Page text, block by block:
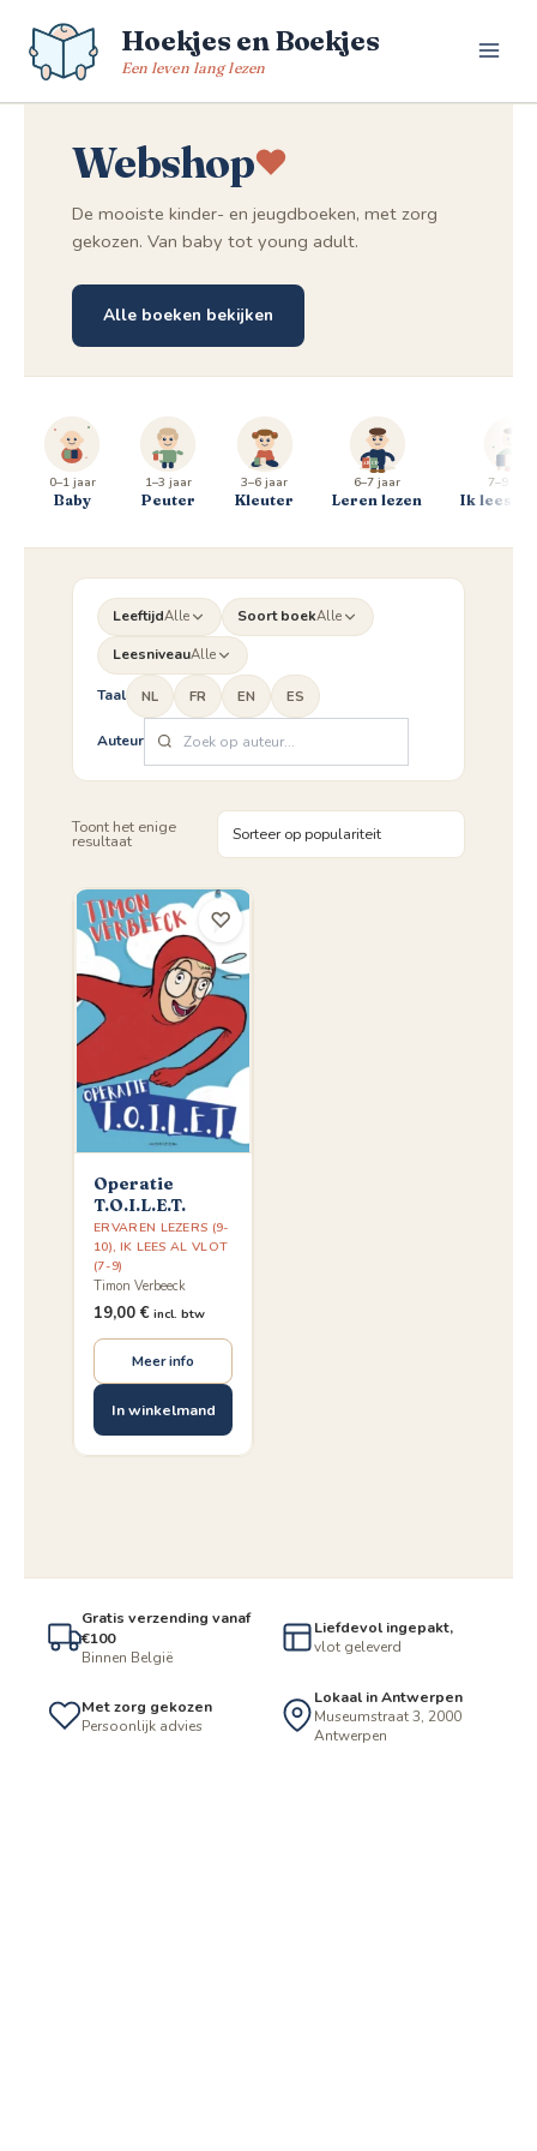
naar
Hoekjes en Boekjes
Een leven lang lezen
Webshop
De mooiste kinder- en jeugdboeken, met zorg
gekozen. Van baby tot young adult.
Alle boeken bekijken
0–1 jaar
Baby
1–3 jaar
Peuter
3–6 jaar
Kleuter
6–7 jaar
Leren lezen
7–9 jaar
Ik lees al
LeeftijdAlle Soort boekAlle
LeesniveauAlle
Taal NL FR EN ES
Auteur
Toont het enige
resultaat
Operatie
T.O.I.L.E.T.
ERVAREN LEZERS (9-
10), IK LEES AL VLOT
(7-9)
Timon Verbeeck
19,00 € incl. btw
Meer info
In winkelmand
♡
Gratis verzending vanaf
€100
Binnen België
Liefdevol ingepakt,
vlot geleverd
Met zorg gekozen
Persoonlijk advies
Lokaal in Antwerpen
Museumstraat 3, 2000
Antwerpen